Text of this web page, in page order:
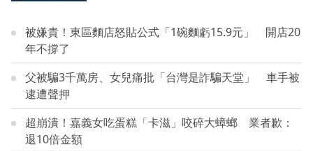
被嫌貴！東區麵店怒貼公式「1碗麵虧15.9元」 開店20
年不撐了
父被騙3千萬房、女兒痛批「台灣是詐騙天堂」 車手被
逮遭聲押
超崩潰！嘉義女吃蛋糕「卡滋」咬碎大蟑螂 業者歉：
退10倍金額